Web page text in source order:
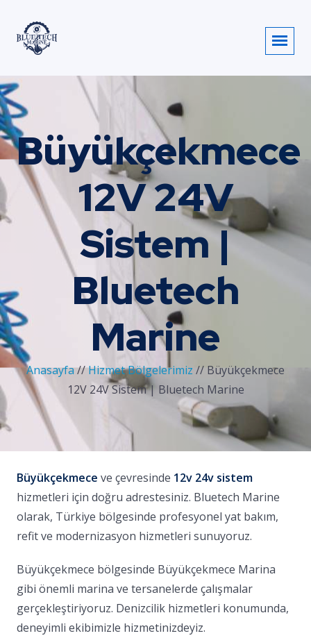
Büyükçekmece
12V 24V
Sistem |
Bluetech
Marine
Anasayfa//Hizmet Bölgelerimiz // Büyükçekmece
12V 24V Sistem | Bluetech Marine
Büyükçekmece ve çevresinde 12v 24v sistem
hizmetleri için doğru adrestesiniz. Bluetech Marine
olarak, Türkiye bölgesinde profesyonel yat bakım,
refit ve modernizasyon hizmetleri sunuyoruz.
Büyükçekmece bölgesinde Büyükçekmece Marina
gibi önemli marina ve tersanelerde çalışmalar
gerçekleştiriyoruz. Denizcilik hizmetleri konumunda,
deneyimli ekibimizle hizmetinizdeyiz.